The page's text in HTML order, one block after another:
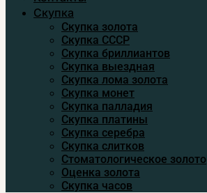
Скупка
Скупка золота
Скупка CCСР
Скупка бриллиантов
Скупка выездная
Скупка лома золота
Скупка монет
Скупка палладия
Скупка платины
Скупка серебра
Скупка слитков
Стоматологическое золото
Оценка золота
Скупка часов